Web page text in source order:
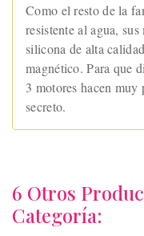
Como el resto de la
resistente al agua,
silicona de alta
magnético. Para que
3 motores hacen
secreto.
6 Otros
Categoría: